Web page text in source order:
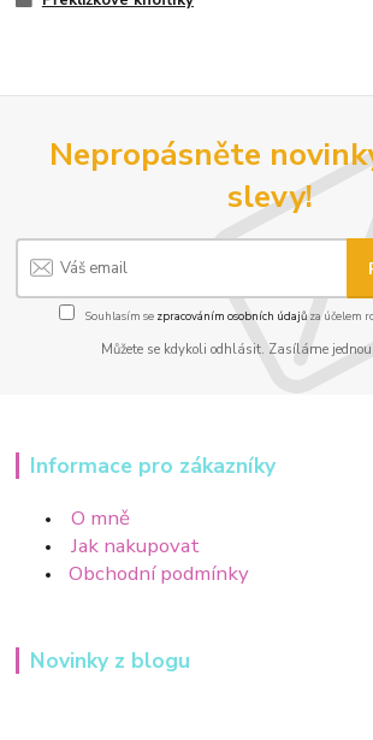
Nepropásněte
slevy!
Souhlasím se zpracováním osobních údajůza účelem
Můžete se kdykoli odhlásit. Zasíláme
Informace pro zákazníky
O mně
Jak nakupovat
Obchodní podmínky
Novinky z blogu